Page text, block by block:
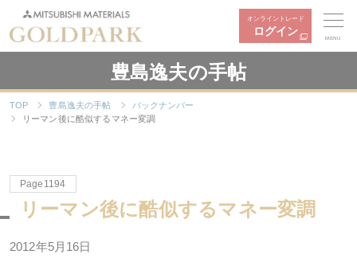
オンライントレード
ログイン
MENU
豊島逸夫の手帖
TOP 豊島逸夫の手帖
バックナンバー
リーマン後に酷似するマネー変調
Page1194
リーマン後に酷似するマネー変調
2012年5月16日